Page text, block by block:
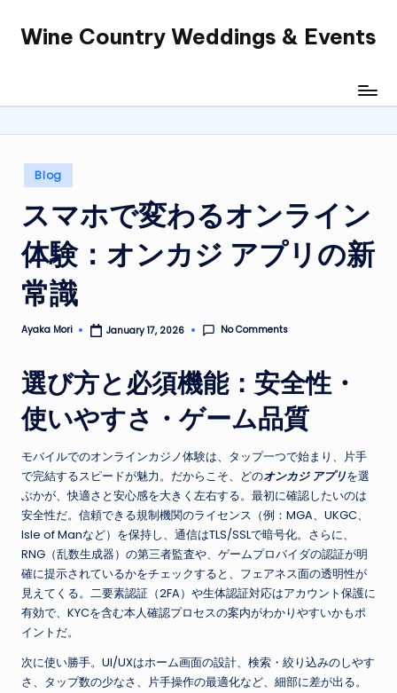
SkipWine Country Weddings & Events
Posted
in
Blog
スマホで変わるオンライン
体験：オンカジ アプリの新
常識
Posted
Ayaka Mori January 17, 2026 No Comments
選び方と必須機能：安全性・
使いやすさ・ゲーム品質
モバイルでのオンラインカジノ体験は、タップ一つで始まり、片手
で完結するスピードが魅力。だからこそ、どのオンカジ アプリを選
ぶかが、快適さと安心感を大きく左右する。最初に確認したいのは
安全性だ。信頼できる規制機関のライセンス（例：MGA、UKGC、
Isle of Manなど）を保持し、通信はTLS/SSLで暗号化。さらに、
RNG（乱数生成器）の第三者監査や、ゲームプロバイダの認証が明
確に提示されているかをチェックすると、フェアネス面の透明性が
見えてくる。二要素認証（2FA）や生体認証対応はアカウント保護に
有効で、KYCを含む本人確認プロセスの案内がわかりやすいかもポ
イントだ。
次に使い勝手。UI/UXはホーム画面の設計、検索・絞り込みのしやす
さ、タップ数の少なさ、片手操作の最適化など、細部に差が出る。